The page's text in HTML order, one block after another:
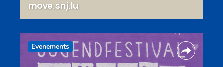
move.snj.lu
Evenements